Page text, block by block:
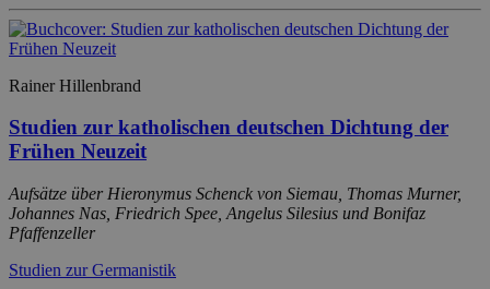
Rainer Hillenbrand
Studien zur katholischen deutschen Dichtung der
Frühen Neuzeit
Aufsätze über Hieronymus Schenck von Siemau, Thomas Murner,
Johannes Nas, Friedrich Spee, Angelus Silesius und Bonifaz
Pfaffenzeller
Studien zur Germanistik